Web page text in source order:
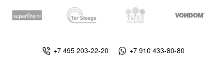
+7 495 203-22-20 +7 910 433-80-80